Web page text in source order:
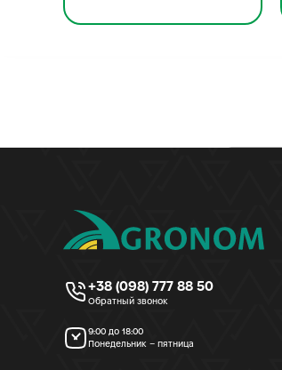
+38 (098) 777 88 50
Обратный звонок
9:00 до 18:00
Понедельник – пятница